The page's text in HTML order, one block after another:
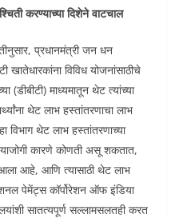
करण्याच्या दिशेने वाटचाल
प्रधानमंत्री जन धन
विविध योजनांसाठीचे
माध्यमातून थेट त्यांच्या
थेट लाभ हस्तांतरणाचा लाभ
विभाग थेट लाभ हस्तांतरणाच्या
कारणे कोणती असू शकतात,
आहे, आणि त्यासाठी थेट लाभ
पेमेंट्स कॉर्पोरेशन ऑफ इंडिया
सातत्यपूर्ण सल्लामसलतही करत